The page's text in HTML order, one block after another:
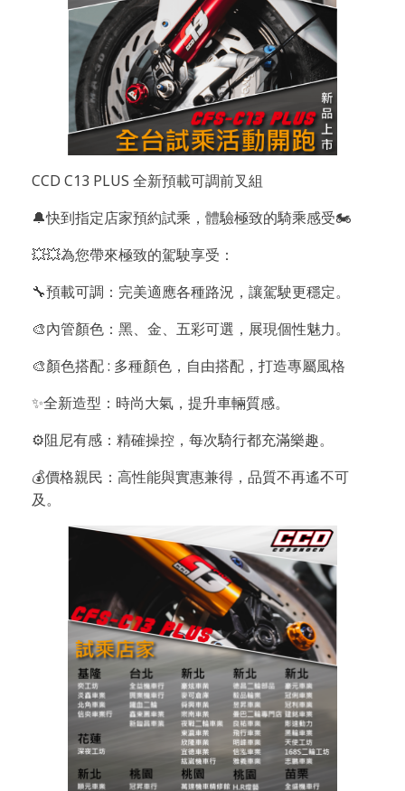
CCD C13 PLUS 全新預載可調前叉組
🔔快到指定店家預約試乘，體驗極致的騎乘感受🏍️
💥💥為您帶來極致的駕駛享受：
🔧預載可調：完美適應各種路況，讓駕駛更穩定。
🎨內管顏色：黑、金、五彩可選，展現個性魅力。
🎨顏色搭配 : 多種顏色，自由搭配，打造專屬風格
✨全新造型：時尚大氣，提升車輛質感。
⚙️阻尼有感：精確操控，每次騎行都充滿樂趣。
💰價格親民：高性能與實惠兼得，品質不再遙不可
及。